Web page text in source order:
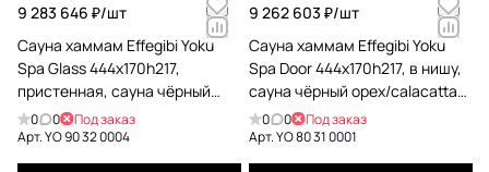
9 283 646 ₽/шт
Сауна хаммам Effegibi Yoku
Spa Glass 444x170h217,
пристенная, сауна чёрный
орех/fior di bosco tortora YO 90
32 0004
0 0
Под заказ
Арт.YO 90 32 0004
9 262 603 ₽/шт
Сауна хаммам Effegibi Yoku
Spa Door 444x170h217, в нишу,
сауна чёрный орех/calacatta
gold extra YO 80 31 0001
0 0
Под заказ
Арт.YO 80 31 0001